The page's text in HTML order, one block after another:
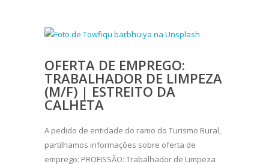
OFERTA DE EMPREGO:
TRABALHADOR DE LIMPEZA
(M/F) | ESTREITO DA
CALHETA
A pedido de entidade do ramo do Turismo Rural,
partilhamos informações sobre oferta de
emprego: PROFISSÃO: Trabalhador de Limpeza